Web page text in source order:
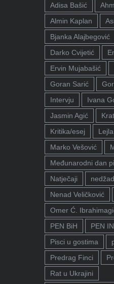
Adisa Bašić
Almin Kaplan
Bjanka Alajbegović
Darko Cvijetić
Ervin Mujabašić
Goran Sarić
Intervju
Ivana
Jasmin Agić
Kritika/esej
Marko Vešović
Međunarodni dan
Natječaji
Nenad Veličković
Omer Ć.
PEN BiH
PEN
Pisci u gostima
Predrag Finci
Rat u Ukrajini